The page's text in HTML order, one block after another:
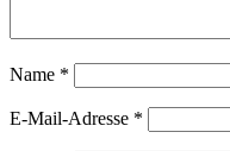
Name *
E-Mail-Adresse *